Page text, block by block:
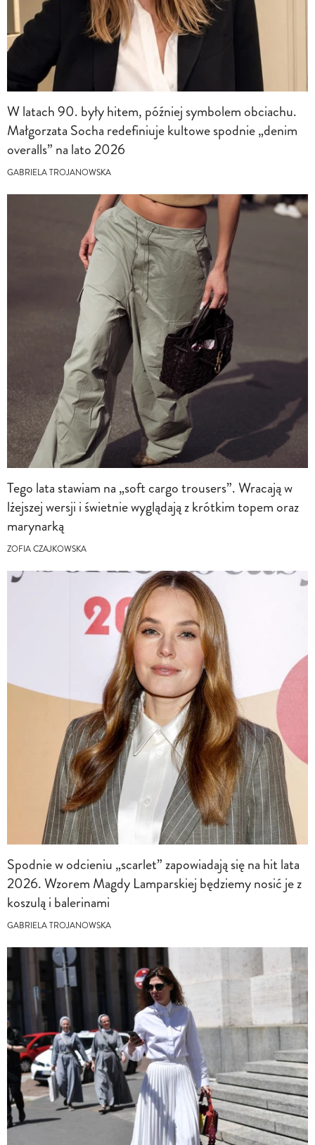
W latach 90. były hitem, później symbolem obciachu.
Małgorzata Socha redefiniuje kultowe spodnie „denim
overalls” na lato 2026
GABRIELA TROJANOWSKA
Tego lata stawiam na „soft cargo trousers”. Wracają w
lżejszej wersji i świetnie wyglądają z krótkim topem oraz
marynarką
ZOFIA CZAJKOWSKA
Spodnie w odcieniu „scarlet” zapowiadają się na hit lata
2026. Wzorem Magdy Lamparskiej będziemy nosić je z
koszulą i balerinami
GABRIELA TROJANOWSKA